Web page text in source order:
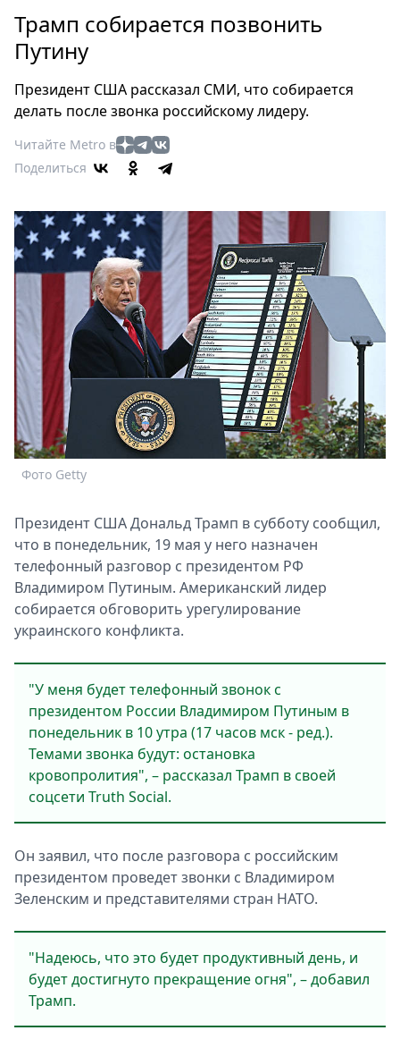
Россия
Мир
Еда
Мода
Театр
Афиша
Книги
Выставки
Пресс-
релизы
Metro
Стримы
Спецпроекты
Звезды
Выборы
Metro
Трамп собирается позвонить
Путину
Президент США рассказал СМИ, что собирается
делать после звонка российскому лидеру.
Читайте Metro в
Поделиться
Фото Getty
Президент США Дональд Трамп в субботу сообщил,
что в понедельник, 19 мая у него назначен
телефонный разговор с президентом РФ
Владимиром Путиным. Американский лидер
собирается обговорить урегулирование
украинского конфликта.
"У меня будет телефонный звонок с
президентом России Владимиром Путиным в
понедельник в 10 утра (17 часов мск - ред.).
Темами звонка будут: остановка
кровопролития", – рассказал Трамп в своей
соцсети Truth Social.
Он заявил, что после разговора с российским
президентом проведет звонки с Владимиром
Зеленским и представителями стран НАТО.
"Надеюсь, что это будет продуктивный день, и
будет достигнуто прекращение огня", – добавил
Трамп.